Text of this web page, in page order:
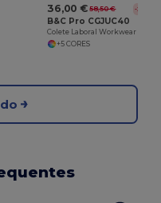
36,00 € 58,50 € -38%
B&C Pro CGJUC40
+5 CORES